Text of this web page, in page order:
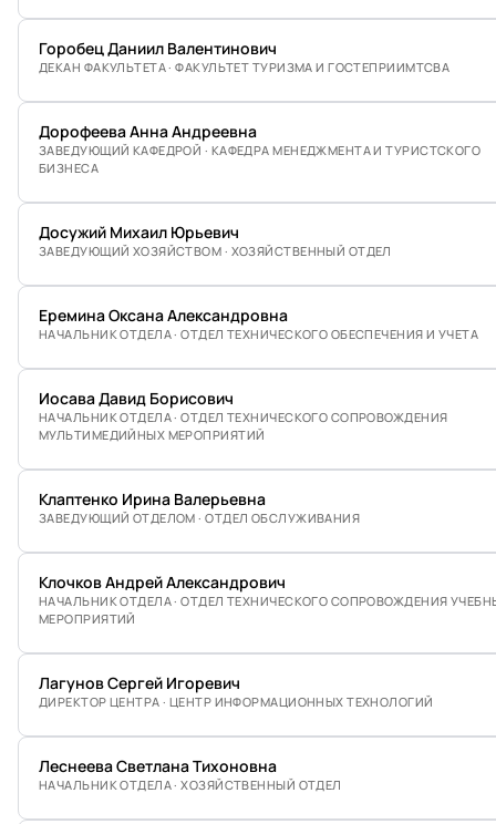
Горобец Даниил Валентинович
ДЕКАН ФАКУЛЬТЕТА · ФАКУЛЬТЕТ ТУРИЗМА И ГОСТЕПРИИМТСВА
Дорофеева Анна Андреевна
ЗАВЕДУЮЩИЙ КАФЕДРОЙ · КАФЕДРА МЕНЕДЖМЕНТА И ТУРИСТСКОГО
БИЗНЕСА
Досужий Михаил Юрьевич
ЗАВЕДУЮЩИЙ ХОЗЯЙСТВОМ · ХОЗЯЙСТВЕННЫЙ ОТДЕЛ
Еремина Оксана Александровна
НАЧАЛЬНИК ОТДЕЛА · ОТДЕЛ ТЕХНИЧЕСКОГО ОБЕСПЕЧЕНИЯ И УЧЕТА
Иосава Давид Борисович
НАЧАЛЬНИК ОТДЕЛА · ОТДЕЛ ТЕХНИЧЕСКОГО СОПРОВОЖДЕНИЯ
МУЛЬТИМЕДИЙНЫХ МЕРОПРИЯТИЙ
Клаптенко Ирина Валерьевна
ЗАВЕДУЮЩИЙ ОТДЕЛОМ · ОТДЕЛ ОБСЛУЖИВАНИЯ
Клочков Андрей Александрович
НАЧАЛЬНИК ОТДЕЛА · ОТДЕЛ ТЕХНИЧЕСКОГО СОПРОВОЖДЕНИЯ
МЕРОПРИЯТИЙ
Лагунов Сергей Игоревич
ДИРЕКТОР ЦЕНТРА · ЦЕНТР ИНФОРМАЦИОННЫХ ТЕХНОЛОГИЙ
Леснеева Светлана Тихоновна
НАЧАЛЬНИК ОТДЕЛА · ХОЗЯЙСТВЕННЫЙ ОТДЕЛ